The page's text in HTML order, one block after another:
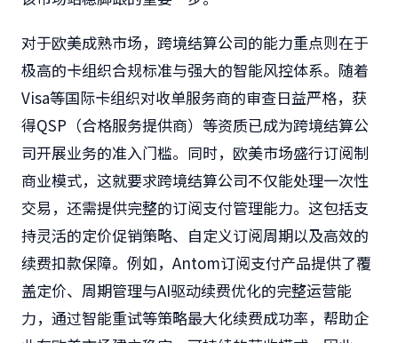
对于欧美成熟市场，跨境结算公司的能力重点则在于
极高的卡组织合规标准与强大的智能风控体系。随着
Visa等国际卡组织对收单服务商的审查日益严格，获
得QSP（合格服务提供商）等资质已成为跨境结算公
司开展业务的准入门槛。同时，欧美市场盛行订阅制
商业模式，这就要求跨境结算公司不仅能处理一次性
交易，还需提供完整的订阅支付管理能力。这包括支
持灵活的定价促销策略、自定义订阅周期以及高效的
续费扣款保障。例如，Antom订阅支付产品提供了覆
盖定价、周期管理与AI驱动续费优化的完整运营能
力，通过智能重试等策略最大化续费成功率，帮助企